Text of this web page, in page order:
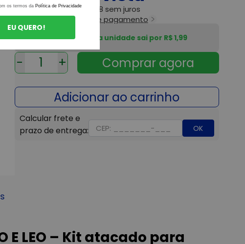
ou 6xdeR$ 3,98 sem juros
Ver todas as formas de pagamento
- +
OK
Nesse kit, cada unidade sai por R$ 1,99
E LEO – Kit atacado para
os termos da Política de Privacidade
EU QUERO!